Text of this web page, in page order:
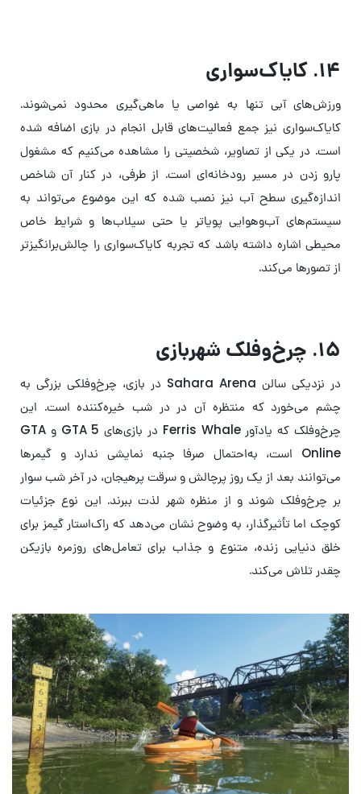
۱۴. کایاک‌سواری
ورزش‌های آبی تنها به غواصی یا ماهی‌گیری محدود نمی‌شوند.
کایاک‌سواری نیز جمع فعالیت‌های قابل انجام در بازی اضافه شده
است. در یکی از تصاویر، شخصیتی را مشاهده می‌کنیم که مشغول
پارو زدن در مسیر رودخانه‌ای‌ است. از طرفی، در کنار آن شاخص
اندازه‌گیری سطح آب نیز نصب شده که این موضوع می‌تواند به
سیستم‌های آب‌وهوایی پویاتر یا حتی سیلاب‌ها و شرایط خاص
محیطی اشاره داشته باشد که تجربه کایاک‌سواری را چالش‌برانگیزتر
از تصورها می‌کند.
۱۵. چرخ‌وفلک شهربازی
در نزدیکی سالن Sahara Arena در بازی، چرخ‌وفلکی بزرگی به
چشم می‌خورد که منتظره آن در در شب خیره‌کننده است. این
چرخ‌وفلک که یادآور Ferris Whale در بازی‌های GTA 5 و GTA
Online است، به‌احتمال صرفا جنبه نمایشی ندارد و گیمرها
می‌توانند بعد از یک روز پرچالش و سرقت پرهیجان، در آخر شب سوار
بر چرخ‌و‌فلک شوند و از منظره شهر لذت ببرند. این نوع جزئیات
کوچک اما تأثیرگذار، به وضوح نشان می‌دهد که راک‌استار گیمز برای
خلق دنیایی زنده، متنوع و جذاب برای تعامل‌های روزمره بازیکن
چقدر تلاش می‌کند.